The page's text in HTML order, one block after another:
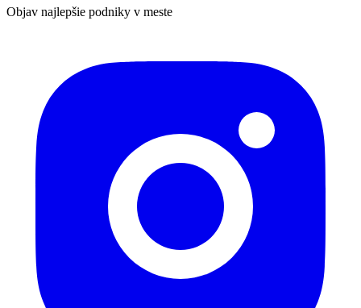
Objav najlepšie podniky v meste